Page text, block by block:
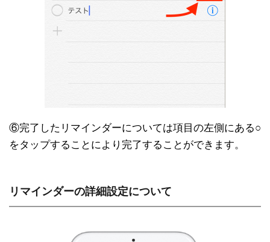
⑥完了したリマインダーについては項目の左側にある○
をタップすることにより完了することができます。
リマインダーの詳細設定について